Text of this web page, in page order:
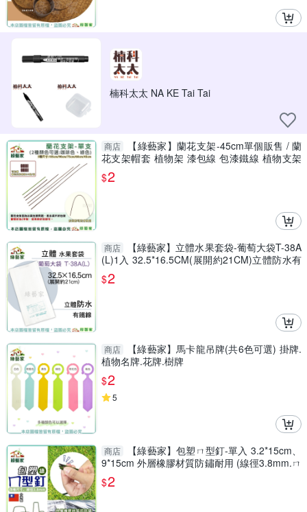
楠科太太 NA KE Tai Tai
商店
【綠藝家】蘭花支架-45cm單個販售 / 蘭
花支架帽套 植物架 漆包線 包漆鐵線 植物支架
植物花架
$2
商店
【綠藝家】立體水果套袋-葡萄大袋T-38A
(L)1入 32.5*16.5CM(展開約21CM)立體防水有
鐵線
$2
商店
【綠藝家】馬卡龍吊牌(共6色可選) 掛牌.
植物名牌.花牌.樹牌
$2
5
商店
【綠藝家】包塑ㄇ型釘-單入 3.2*15cm、
9*15cm 外層橡膠材質防鏽耐用 (線徑3.8mm.ㄇ
型釘.鐵線釘) 固定
$2